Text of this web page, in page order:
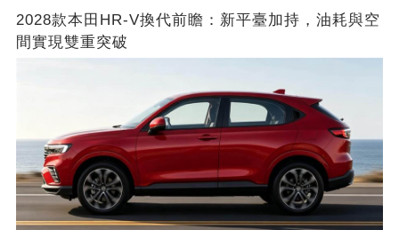
2028款本田HR-V換代前瞻：新平臺加持，油耗與空
間實現雙重突破